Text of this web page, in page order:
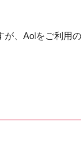
、Aolをご利用